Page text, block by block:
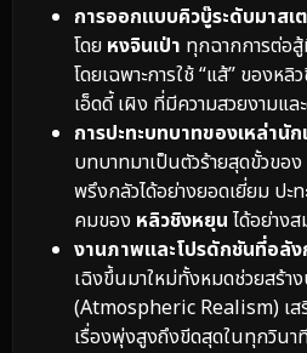
การออกแบบคิวบู๊ระดับมาสเ
โดย หงจินเป่า ทุกฉากการต่อ
โดยเฉพาะการใช้ “แส้” ของห
เอ็ดดี้ เผิง ที่มีความสวยงามแล
การปะทะบทบาทของเหล่านั
บทบาทมาเป็นตัวร้ายสุดขั้วของ
พรึงกลัวได้อย่างยอดเยี่ยม ป
คมของ หลิวชิงหยุน ได้อย่าง
งานภาพและโปรดักชันที่อลัง
เฉิงขึ้นมาใหม่ทั้งหมดช่วยสร้า
(Atmospheric Realism) เส
เรื่องพุ่งสูงถึงขีดสุดในทุกวินา